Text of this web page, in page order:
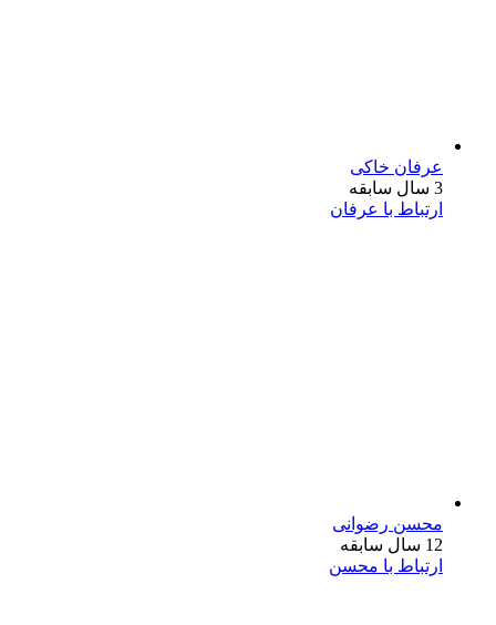
عرفان خاکی
3 سال سابقه
ارتباط با عرفان
محسن رضوانی
12 سال سابقه
ارتباط با محسن